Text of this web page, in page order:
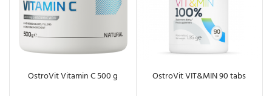
OstroVit Vitamin C 500 g OstroVit VIT&MIN 90 tabs